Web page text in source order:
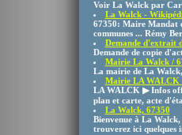
Voir La Walck par
La Walck -
67350: Maire Mandat
communes ... Rémy
Demande d'extrait
Demande de copie
Mairie La Walck /
La mairie de La Walck,
Mairie LA WALCK
LA WALCK ▶ Infos
plan et carte, acte
La Walck, 67350
Bienvenue à La
trouverez ici quelques